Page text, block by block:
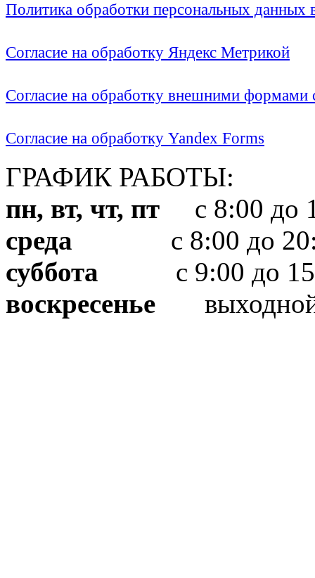
Политика обработки персональных
Согласие на обработку Яндекс Метрикой
Согласие на обработку внешними формами
Согласие на обработку Yandex Forms
ГРАФИК РАБОТЫ:
пн, вт, чт, пт с 8:00 до
среда с 8:00 до
суббота с 9:00 до
воскресенье